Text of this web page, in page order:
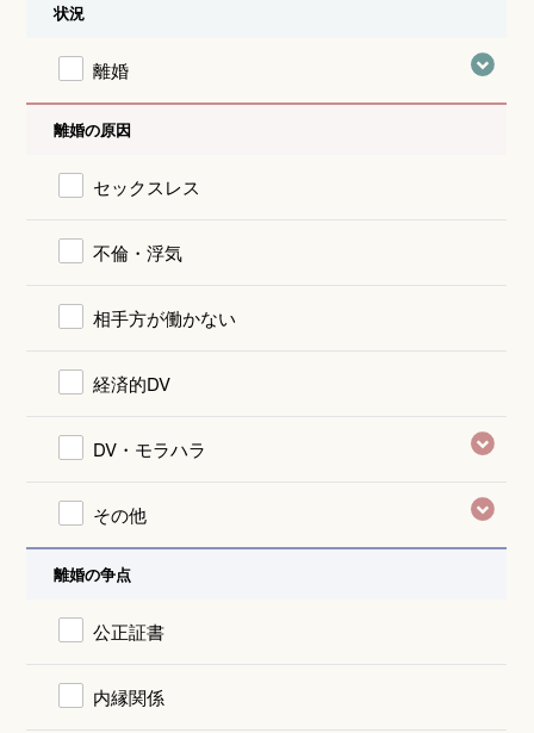
状況
離婚
離婚の原因
セックスレス
不倫・浮気
相手方が働かない
経済的DV
DV・モラハラ
その他
離婚の争点
公正証書
内縁関係